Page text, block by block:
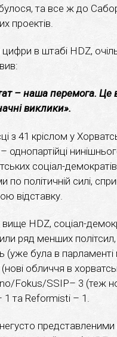
та все ж до
проектів.
в штабі HDZ,
– наша перемога. Це
виклики».
з 41 кріслом у
– однопартійці
соціал-
по політичній силі,
відставку.
HDZ, соціал-
ряд менших
(уже була в
обличчя в
Fokus/SSIP– 3 (теж
1 та Reformisti – 1.
негусто